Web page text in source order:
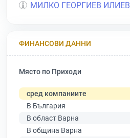
МИЛКО ГЕОРГИЕВ ИЛИЕВ
ФИНАНСОВИ ДАННИ
Място по Приходи
сред компаниите
В България
В област Варна
В община Варна